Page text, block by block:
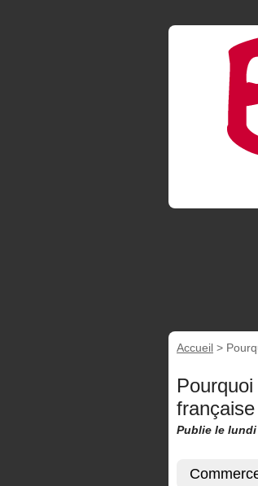
Accueil >
Pourquoi
Publie le lundi